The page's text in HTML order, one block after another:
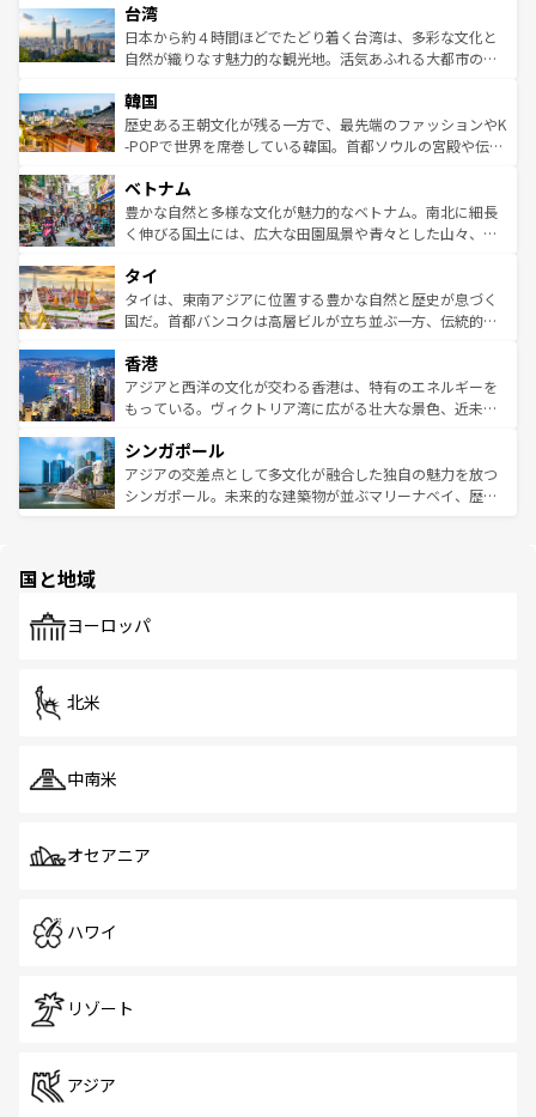
ならではの贅沢な旅のスタイルだ。 なお、新着のアメリカ
情報はコンテンツ一覧を参照してほしい。
れるおもてなしの心で訪れる人々を迎えてくれるハワイの
人々、おいしいローカルフードやハワイアンミュージッ
ク、伝統的なフラダンスなど、すべてがハワイの魅力を彩
ワイを、存分に味わってほしい。 なお、新着のハワイ情報
はコンテンツ一覧を参照してほしい。
リアリーフや大陸中央部にそびえるウルル（エアーズロッ
ク）、タスマニアの美しい原生林やケアンズの熱帯雨林な
ど、見どころがたくさん。また、カフェやワイン、オージ
いる。アクティビティも充実しており、サーフィンやダイ
ビング、ハイキングなど、アウトドア好きにはたまらな
い。オーストラリアの多彩な魅力を存分に味わいつくそ
参照してほしい。
台湾
日本から約４時間ほどでたどり着く台湾は、多彩な文化と
自然が織りなす魅力的な観光地。活気あふれる大都市の台
ン）、静ひつな山岳地帯である台湾東部など、都市の喧騒
と山間の静けさが共存しており、訪れる人に新しい発見と
驚きをもたらしてくれる。また、奥深い台湾の食文化も魅
容にもいいと評判のスイーツなど、バラエティ豊かな料理
が味わえる。 なお、新着の台湾情報は コンテンツ一覧を参
照してほしい。
韓国
歴史ある王朝文化が残る一方で、最先端のファッションやK
-POPで世界を席巻している韓国。首都ソウルの宮殿や伝統
き、地方に足を延ばせば四季折々の自然美を楽しむことが
できる。そして、キムチや焼肉、絶品のストリートフード
まで、さまざまな韓国料理が待っている。夜には、韓国な
リティに包まれながら、韓国の多彩な魅力を心ゆくまで味
わってみてほしい。 なお、新着の韓国情報はコンテンツ一
覧を参照してほしい。
ベトナム
豊かな自然と多様な文化が魅力的なベトナム。南北に細長
く伸びる国土には、広大な田園風景や青々とした山々、世
急速な発展と共に伝統が息づく。ハノイの古い町並みやホ
ーチミン市のフランス統治時代の建物も、独特の雰囲気を
醸し出している。また、バラエティの豊かさとおいしさで
とつ。フォーやバインミー、ベトナムコーヒーなどは、ぜ
ひ現地で味わいたい。どの地域を訪れてもあたたかい人々
が旅行者を迎えてくれるので、きっと忘れられない旅にな
参照してほしい。
タイ
タイは、東南アジアに位置する豊かな自然と歴史が息づく
国だ。首都バンコクは高層ビルが立ち並ぶ一方、伝統的な
の活気が交差している。北部ではチェンマイなどの山岳地
帯で自然と触れ合い、南部ではプーケットやクラビの美し
いビーチでリゾート気分を楽しむことができる。タイ料理
激する。気候は一年中温暖で、どの季節にも異なる楽しみ
が待っている。親しみやすいタイの人々、仏教を中心とし
た文化、そして多様な観光資源が、訪れる旅人を魅了し続
香港
アジアと西洋の文化が交わる香港は、特有のエネルギーを
もっている。ヴィクトリア湾に広がる壮大な景色、近未来
み、どこを訪れても感動するはず。観光スポットが密集し
ており、効率よく見どころを回れるのも魅力。息をのむよ
うな絶景から文化的な体験まで、香港を存分に楽しみ尽く
シンガポール
アジアの交差点として多文化が融合した独自の魅力を放つ
シンガポール。未来的な建築物が並ぶマリーナベイ、歴史
で、ホーカーズは地元の風情を楽しめる外せないスポット
国と地域
ヨーロッパ
北米
中南米
オセアニア
ハワイ
リゾート
アジア